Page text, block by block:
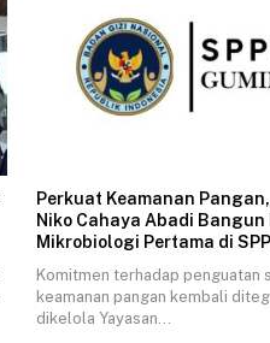
Perkuat Keamanan
Niko Cahaya Abadi
Mikrobiologi Pertama di
Komitmen terhadap penguatan
keamanan pangan kembali
dikelola Yayasan…